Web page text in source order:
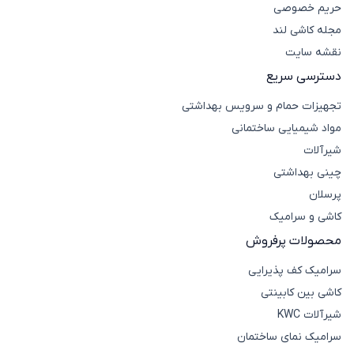
از پرسلان ضد اسید در کف و دیواره‌ی مخازن مواد شیمیایی
برای جلوگیری از خوردگی و نشت استفاده می‌شود. از
ضد اسید
شیمیایی و سهولت در نظافت استفاده می‌کنند. همچنین
سرامیک ضد اسید
مقاومت در برابر اسیدها و حفظ بهداشت کاربردی است.
پرسلان ضد اسید برای کف محیط‌های صنعتی با ترافیک
سنگین و تماس مواد خورنده، برای محیط‌های بهداشتی
بیمارستان‌ها و سرویس‌های بهداشتی و برای کف و دیواره‌ی
استخرها مناسب است.
نکات مهم در انتخاب و نصب پرسلان ضد اسید
در انتخاب پرسلان ضد اسید به استانداردهای ملی و
بین‌المللی که تضمین کننده‌ی کیفیت و عملکرد محصول
محیطی توجه کنید. زیرا ساختار و عملکرد پرسلان‌های ضد
اسید با پرسلان‌های ضد قلیا متفاوت هستند. در نصب
پرسلان ضد اسید از چسب‌های مخصوص ضد اسید استفاده
کنید. فاصله‌ی استاندارد بندکشی‌ها باید رعایت شود. برای پر
حریم خصوصی
مجله کاشی لند
نقشه سایت
دسترسی سریع
تجهیزات حمام و سرویس بهداشتی
مواد شیمیایی ساختمانی
شیرآلات
چینی بهداشتی
پرسلان
کاشی و سرامیک
محصولات پرفروش
سرامیک کف پذیرایی
کاشی بین کابینتی
شیرآلات KWC
سرامیک نمای ساختمان